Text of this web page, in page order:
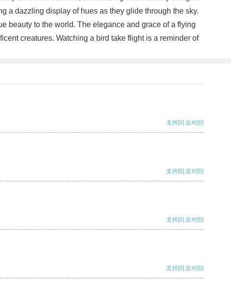
a dazzling display of hues as they glide through the sky.
beauty to the world. The elegance and grace of a flying
creatures. Watching a bird take flight is a reminder of
支持[0] 反对[0]
支持[0] 反对[0]
支持[0] 反对[0]
支持[0] 反对[0]